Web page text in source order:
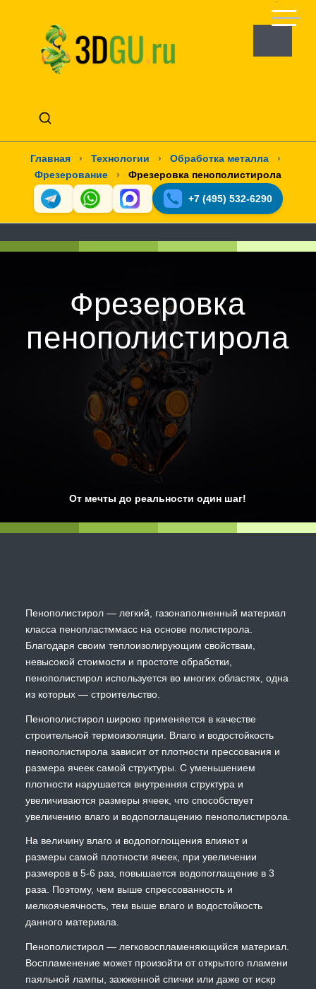
Главная › Технологии › Обработка металла
›
Фрезерование
› Фрезеровка пенополистирола
+7 (495) 532-6290
Фрезеровка
пенополистирола
От мечты до реальности один шаг!
Пенополистирол — легкий, газонаполненный материал
класса пенопластммасс на основе полистирола.
Благодаря своим теплоизолирующим свойствам,
невысокой стоимости и простоте обработки,
пенополистирол используется во многих областях, одна
из которых — строительство.
Пенополистирол широко применяется в качестве
строительной термоизоляции. Влаго и водостойкость
пенополистирола зависит от плотности прессования и
размера ячеек самой структуры. С уменьшением
плотности нарушается внутренняя структура и
увеличиваются размеры ячеек, что способствует
увеличению влаго и водопоглащению пенополистирола.
На величину влаго и водопоглощения влияют и
размеры самой плотности ячеек, при увеличении
размеров в 5-6 раз, повышается водопоглащение в 3
раза. Поэтому, чем выше спрессованность и
мелкоячеячность, тем выше влаго и водостойкость
данного материала.
Пенополистирол — легковоспламеняющийся материал.
Воспламенение может произойти от открытого пламени
паяльной лампы, зажженной спички или даже от искр